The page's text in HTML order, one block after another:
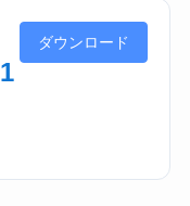
ダウンロード